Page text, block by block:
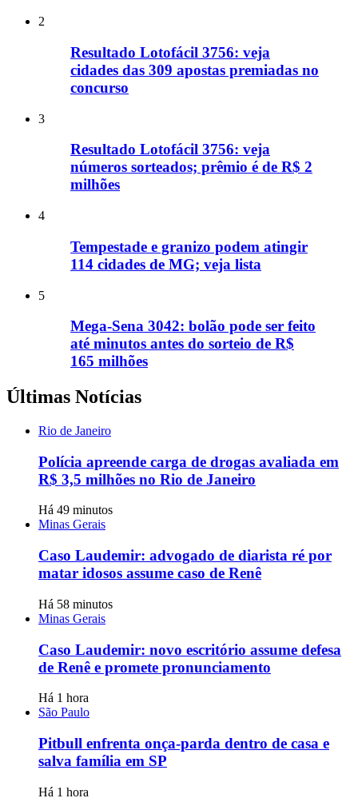
2
Resultado Lotofácil 3756: veja
cidades das 309 apostas premiadas no
concurso
3
Resultado Lotofácil 3756: veja
números sorteados; prêmio é de R$ 2
milhões
4
Tempestade e granizo podem atingir
114 cidades de MG; veja lista
5
Mega-Sena 3042: bolão pode ser feito
até minutos antes do sorteio de R$
165 milhões
Últimas Notícias
Rio de Janeiro
Polícia apreende carga de drogas avaliada em
R$ 3,5 milhões no Rio de Janeiro
Há 49 minutos
Minas Gerais
Caso Laudemir: advogado de diarista ré por
matar idosos assume caso de Renê
Há 58 minutos
Minas Gerais
Caso Laudemir: novo escritório assume defesa
de Renê e promete pronunciamento
Há 1 hora
São Paulo
Pitbull enfrenta onça-parda dentro de casa e
salva família em SP
Há 1 hora